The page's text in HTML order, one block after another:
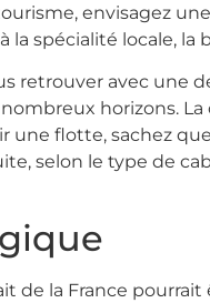
envisagez
spécialité locale, la
retrouver avec une
nombreux horizons.
une flotte, sachez
selon le type de
de la France